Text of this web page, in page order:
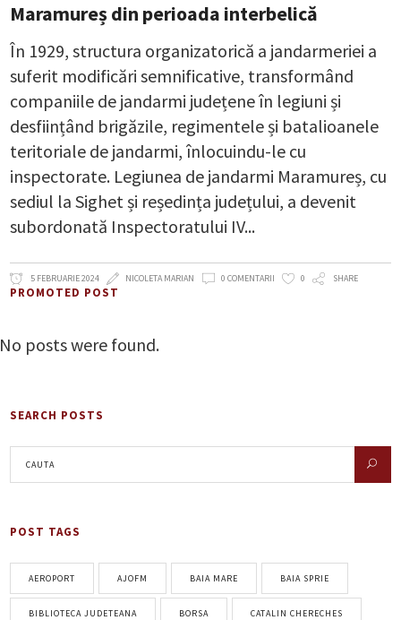
Maramureș din perioada interbelică
În 1929, structura organizatorică a jandarmeriei a
suferit modificări semnificative, transformând
companiile de jandarmi județene în legiuni și
desființând brigăzile, regimentele și batalioanele
teritoriale de jandarmi, înlocuindu-le cu
inspectorate. Legiunea de jandarmi Maramureș, cu
sediul la Sighet și reședința județului, a devenit
subordonată Inspectoratului IV
5 FEBRUARIE 2024 NICOLETA MARIAN 0 COMENTARII 0 SHARE
PROMOTED POST
No posts were found.
SEARCH POSTS
POST TAGS
AEROPORT AJOFM BAIA MARE BAIA SPRIE
BIBLIOTECA JUDETEANA BORSA CATALIN CHERECHES